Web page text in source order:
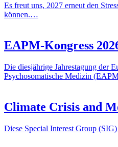
Es freut uns, 2027 erneut den
können.…
EAPM-Kongress
Die diesjährige Jahrestagung der
Psychosomatische Medizin
Climate Crisis and
Diese Special Interest Group